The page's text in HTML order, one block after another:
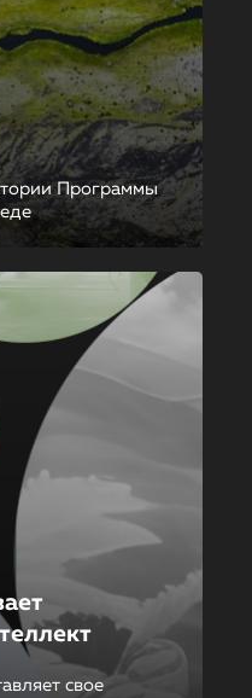
Программы
свое